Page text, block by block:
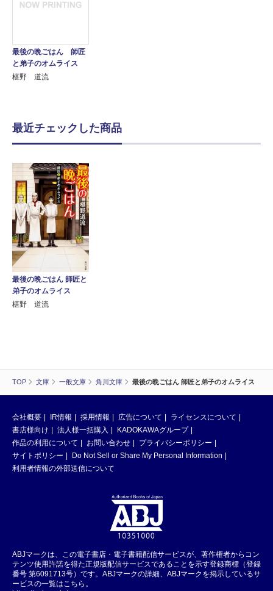
TOP 文庫 一般文庫 角川文庫 最後の晩ごはん 師匠と弟子のオムライス
最後の晩ごはん 師匠
と弟子のオムライス
椹野 道流
最近チェックした商品
最後の晩ごはん 師匠と
弟子のオムライス
椹野 道流
会社概要 IR情報 採用情報 広告について
ライセンスについて
書店様向け
法人様一括購入
KADOKAWAグループ
作品の利用について
お問い合わせ
プライバシーポリシー
サイトポリシー
Do Not Sell or Share My Personal Information
利用者情報の外部送信について
ABJマークは、この電子書店・電子書籍配信サービスが、著作権者からコン
テンツ使用許諾を得た正規版配信サービスであることを示す登録商標（登録
番号 第6091713号）です。ABJマークの詳細、ABJマークを掲示しているサ
ービスの一覧はこちら。